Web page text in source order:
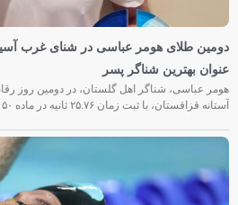
دومین طلای هومر عباسی در شنای غرب آسیا؛
عنوان بهترین شناگر پسر
هومر عباسی، شناگر اهل گلستان، در دومین روز
آستانه قزاقستان، با ثبت زمان ۲۵.۷۶ ثانیه در ماده ۵۰ متر کرال پشت به مدال طلا